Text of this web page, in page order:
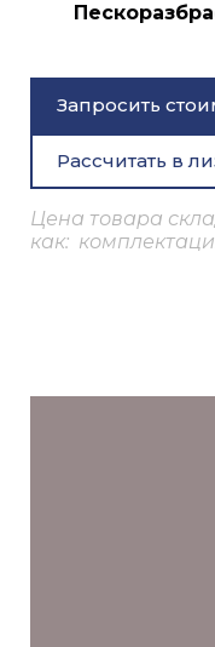
Запросить
Рассчитать в
Цена товара
как: